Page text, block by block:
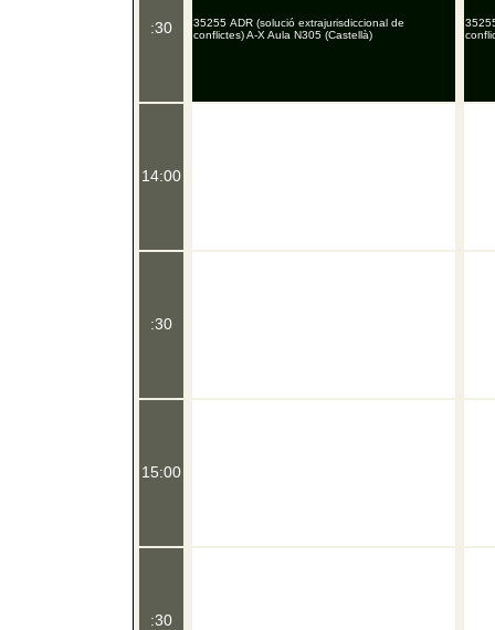
:30
14:00
:30
15:00
:30
35255 ADR (solució extrajurisdiccional de
conflictes) A-X Aula N305 (Castellà)